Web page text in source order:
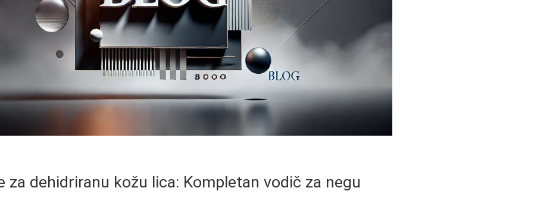
za dehidriranu kožu lica: Kompletan vodič za negu